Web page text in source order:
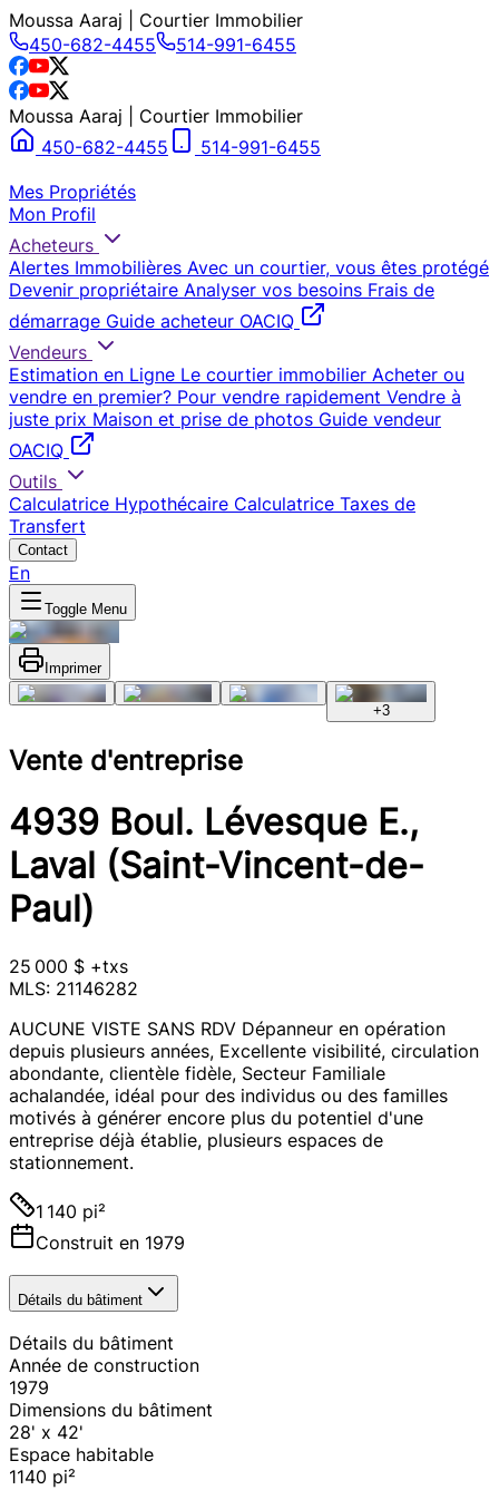
Moussa Aaraj | Courtier Immobilier
450-682-4455
514-991-6455
Moussa Aaraj | Courtier Immobilier
450-682-4455
514-991-6455
Mes Propriétés
Mon Profil
Acheteurs
Alertes Immobilières Avec un courtier, vous êtes protégé
Devenir propriétaire Analyser vos besoins Frais de
démarrage Guide acheteur OACIQ
Vendeurs
Estimation en Ligne Le courtier immobilier Acheter ou
vendre en premier? Pour vendre rapidement Vendre à
juste prix Maison et prise de photos Guide vendeur
OACIQ
Outils
Calculatrice Hypothécaire Calculatrice Taxes de
Transfert
Contact
En
Toggle Menu
Imprimer
+3
Vente d'entreprise
4939 Boul. Lévesque E.,
Laval (Saint-Vincent-de-
Paul)
25 000 $ +txs
MLS: 21146282
AUCUNE VISTE SANS RDV Dépanneur en opération
depuis plusieurs années, Excellente visibilité, circulation
abondante, clientèle fidèle, Secteur Familiale
achalandée, idéal pour des individus ou des familles
motivés à générer encore plus du potentiel d'une
entreprise déjà établie, plusieurs espaces de
stationnement.
1 140 pi²
Construit en 1979
Détails du bâtiment
Détails du bâtiment
Année de construction
1979
Dimensions du bâtiment
28' x 42'
Espace habitable
1140 pi²